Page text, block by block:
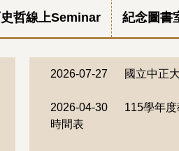
哲線上Seminar 紀念圖書
2026-07-27 國立中正
2026-04-30
115學年
時間表